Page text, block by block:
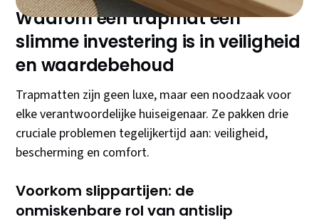
Waarom een trapmat een
slimme investering is in veiligheid
en waardebehoud
Trapmatten zijn geen luxe, maar een noodzaak voor
elke verantwoordelijke huiseigenaar. Ze pakken drie
cruciale problemen tegelijkertijd aan: veiligheid,
bescherming en comfort.
Voorkom slippartijen: de
onmiskenbare rol van antislip